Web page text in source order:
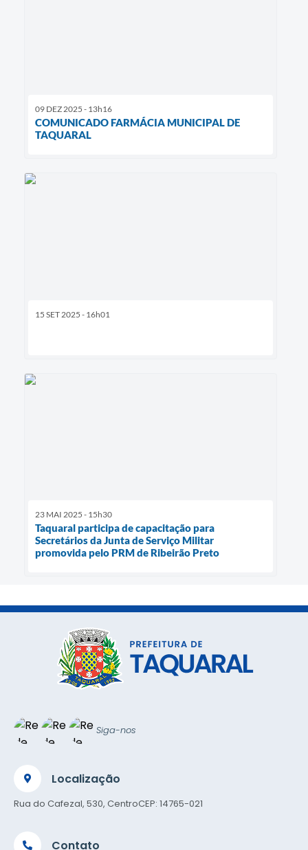
09 DEZ 2025 - 13h16
COMUNICADO FARMÁCIA MUNICIPAL DE
TAQUARAL
15 SET 2025 - 16h01
23 MAI 2025 - 15h30
Taquaral participa de capacitação para
Secretários da Junta de Serviço Militar
promovida pelo PRM de Ribeirão Preto
Siga-nos
Localização
Rua do Cafezal, 530, CentroCEP: 14765-021
Contato